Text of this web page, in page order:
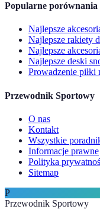
Popularne porównania
Najlepsze
Najlepsze rakiety
Najlepsze
Najlepsze deski
Prowadzenie piłki
Przewodnik Sportowy
O nas
Kontakt
Wszystkie
Informacje prawne
Polityka
Sitemap
P
Przewodnik Sportowy